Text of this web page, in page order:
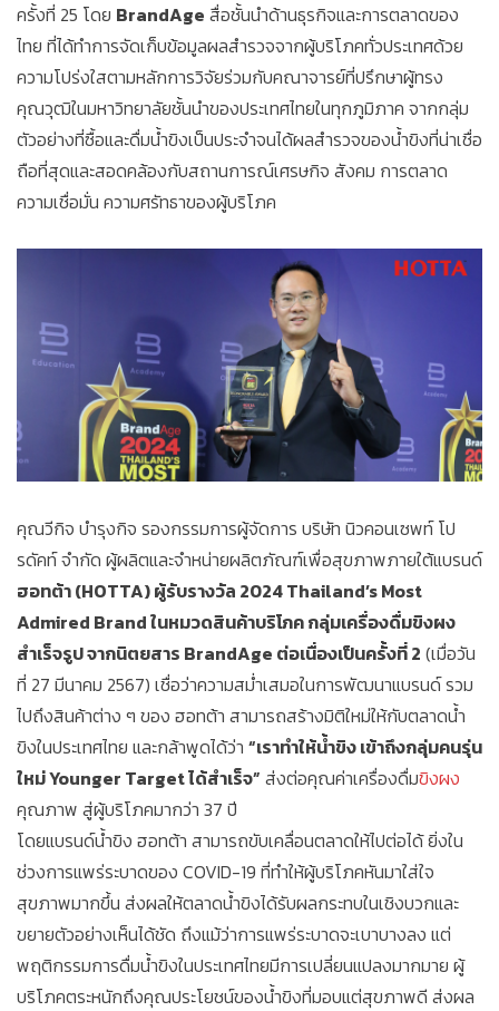
ครั้งที่ 25 โดย BrandAge สื่อชั้นนำด้านธุรกิจและการตลาดของ
ไทย ที่ได้ทำการจัดเก็บข้อมูลผลสำรวจจากผู้บริโภคทั่วประเทศด้วย
ความโปร่งใสตามหลักการวิจัยร่วมกับคณาจารย์ที่ปรึกษาผู้ทรง
คุณวุฒิในมหาวิทยาลัยชั้นนำของประเทศไทยในทุกภูมิภาค จากกลุ่ม
ตัวอย่างที่ซื้อและดื่มน้ำขิงเป็นประจำจนได้ผลสำรวจของน้ำขิงที่น่าเชื่อ
ถือที่สุดและสอดคล้องกับสถานการณ์เศรษกิจ สังคม การตลาด
ความเชื่อมั่น ความศรัทธาของผู้บริโภค
คุณวีกิจ บำรุงกิจ รองกรรมการผู้จัดการ บริษัท นิวคอนเซพท์ โป
รดัคท์ จำกัด ผู้ผลิตและจำหน่ายผลิตภัณฑ์เพื่อสุขภาพภายใต้แบรนด์
ฮอทต้า (HOTTA) ผู้รับรางวัล 2024 Thailand’s Most
Admired Brand ในหมวดสินค้าบริโภค กลุ่มเครื่องดื่มขิงผง
สำเร็จรูป จากนิตยสาร BrandAge ต่อเนื่องเป็นครั้งที่ 2 (เมื่อวัน
ที่ 27 มีนาคม 2567) เชื่อว่าความสม่ำเสมอในการพัฒนาแบรนด์ รวม
ไปถึงสินค้าต่าง ๆ ของ ฮอทต้า สามารถสร้างมิติใหม่ให้กับตลาดน้ำ
ขิงในประเทศไทย และกล้าพูดได้ว่า “เราทำให้น้ำขิง เข้าถึงกลุ่มคนรุ่น
ใหม่ Younger Target ได้สำเร็จ” ส่งต่อคุณค่าเครื่องดื่มขิงผง
คุณภาพ สู่ผู้บริโภคมากว่า 37 ปี
โดยแบรนด์น้ำขิง ฮอทต้า สามารถขับเคลื่อนตลาดให้ไปต่อได้ ยิ่งใน
ช่วงการแพร่ระบาดของ COVID-19 ที่ทำให้ผู้บริโภคหันมาใส่ใจ
สุขภาพมากขึ้น ส่งผลให้ตลาดน้ำขิงได้รับผลกระทบในเชิงบวกและ
ขยายตัวอย่างเห็นได้ชัด ถึงแม้ว่าการแพร่ระบาดจะเบาบางลง แต่
พฤติกรรมการดื่มน้ำขิงในประเทศไทยมีการเปลี่ยนแปลงมากมาย ผู้
บริโภคตระหนักถึงคุณประโยชน์ของน้ำขิงที่มอบแต่สุขภาพดี ส่งผล